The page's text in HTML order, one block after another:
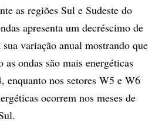
as regiões Sul e Sudeste do
apresenta um decréscimo de
variação anual mostrando que
ondas são mais energéticas
enquanto nos setores W5 e W6
ocorrem nos meses de